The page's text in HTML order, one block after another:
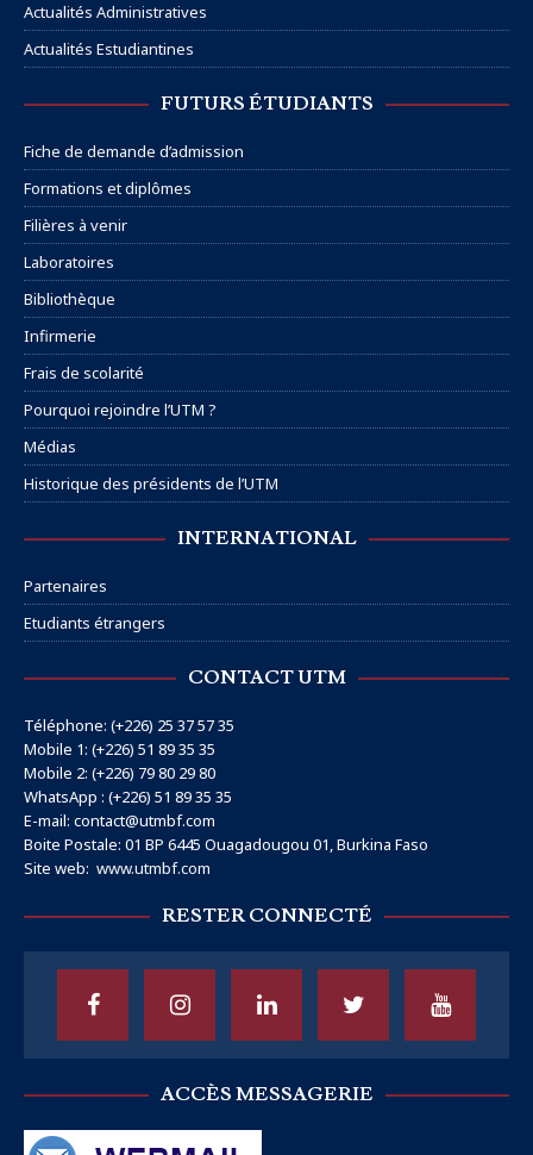
Actualités Administratives
Actualités Estudiantines
FUTURS ÉTUDIANTS
Fiche de demande d’admission
Formations et diplômes
Filières à venir
Laboratoires
Bibliothèque
Infirmerie
Frais de scolarité
Pourquoi rejoindre l’UTM ?
Médias
Historique des présidents de l’UTM
INTERNATIONAL
Partenaires
Etudiants étrangers
CONTACT UTM
Téléphone: (+226) 25 37 57 35
Mobile 1: (+226) 51 89 35 35
Mobile 2: (+226) 79 80 29 80
WhatsApp : (+226) 51 89 35 35
E-mail: contact@utmbf.com
Boite Postale: 01 BP 6445 Ouagadougou 01, Burkina Faso
Site web: www.utmbf.com
RESTER CONNECTÉ
ACCÈS MESSAGERIE